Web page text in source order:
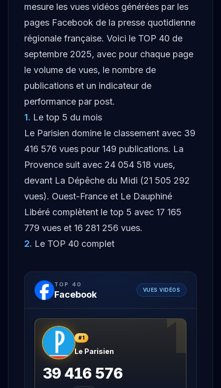
mesure les vues vidéos générées par les
pages Facebook de la presse quotidienne
régionale française. Voici le TOP 40 de
septembre 2025, avec pour chaque page
le volume de vues, le nombre de
publications et un indicateur de
performance par post.
1. Le top 5 du mois
Le Parisien domine le classement avec 39
416 576 vues pour 149 publications. La
Provence suit avec 24 054 518 vues,
devant La Dépêche du Midi (21 505 292
vues). Ouest-France et Le Dauphiné
Libéré complètent le top 5 avec 17 165
779 vues et 16 281 256 vues.
2. Le TOP 40 complet
TOP 40
Facebook VUES VIDÉOS
1
#1
Le Parisien
39 416 576